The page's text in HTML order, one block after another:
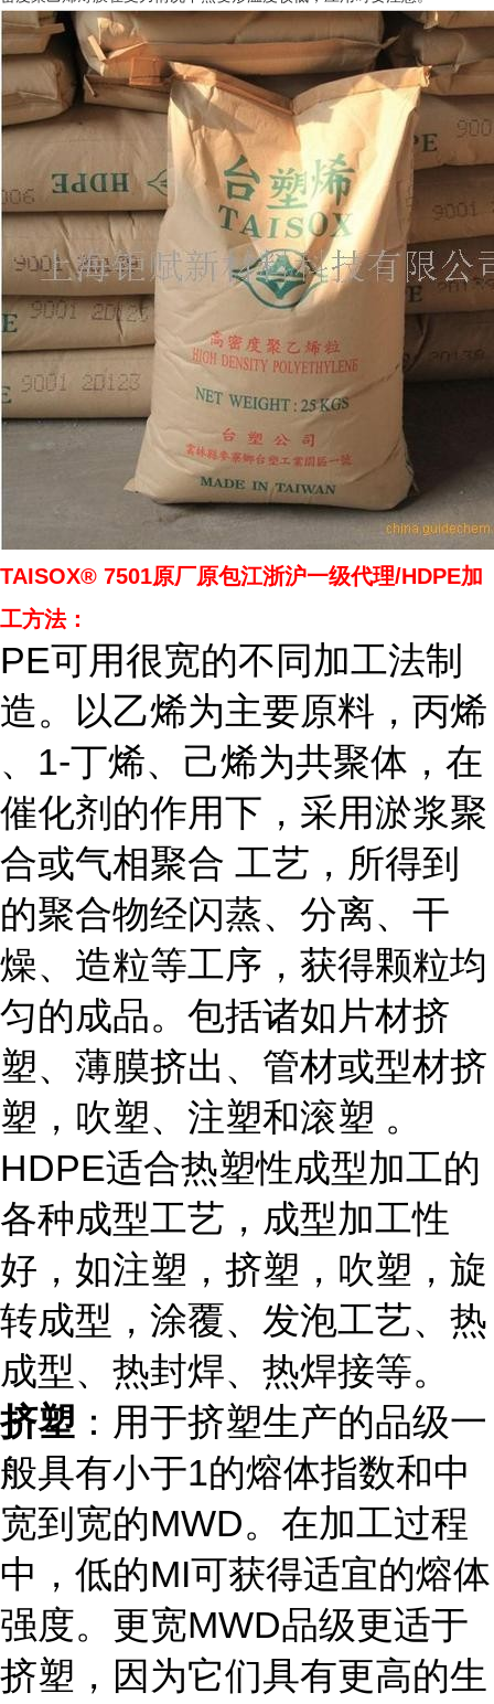
TAISOX® 7501原厂原包江浙沪一级代理/HDPE加
工方法：
PE可用很宽的不同加工法制
造。以乙烯为主要原料，丙烯
、1-丁烯、己烯为共聚体，在
催化剂的作用下，采用淤浆聚
合或气相聚合 工艺，所得到
的聚合物经闪蒸、分离、干
燥、造粒等工序，获得颗粒均
匀的成品。包括诸如片材挤
塑、薄膜挤出、管材或型材挤
塑，吹塑、注塑和滚塑 。
HDPE适合热塑性成型加工的
各种成型工艺，成型加工性
好，如注塑，挤塑，吹塑，旋
转成型，涂覆、发泡工艺、热
成型、热封焊、热焊接等。
挤塑 ：用于挤塑生产的品级一
般具有小于1的熔体指数和中
宽到宽的MWD。在加工过程
中，低的MI可获得适宜的熔体
强度。更宽MWD品级更适于
挤塑，因为它们具有更高的生